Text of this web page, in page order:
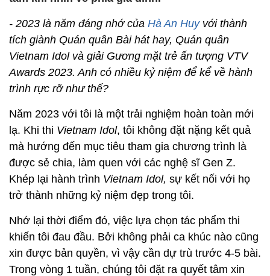
- 2023 là năm đáng nhớ của Hà An Huy với thành
tích giành Quán quân Bài hát hay, Quán quân
Vietnam Idol và giải Gương mặt trẻ ấn tượng VTV
Awards 2023. Anh có nhiều kỷ niệm để kể về hành
trình rực rỡ như thế?
Năm 2023 với tôi là một trải nghiệm hoàn toàn mới
lạ. Khi thi Vietnam Idol, tôi không đặt nặng kết quả
mà hướng đến mục tiêu tham gia chương trình là
được sẻ chia, làm quen với các nghệ sĩ Gen Z.
Khép lại hành trình Vietnam Idol, sự kết nối với họ
trở thành những kỷ niệm đẹp trong tôi.
Nhớ lại thời điểm đó, việc lựa chọn tác phẩm thi
khiến tôi đau đầu. Bởi không phải ca khúc nào cũng
xin được bản quyền, vì vậy cần dự trù trước 4-5 bài.
Trong vòng 1 tuần, chúng tôi đặt ra quyết tâm xin